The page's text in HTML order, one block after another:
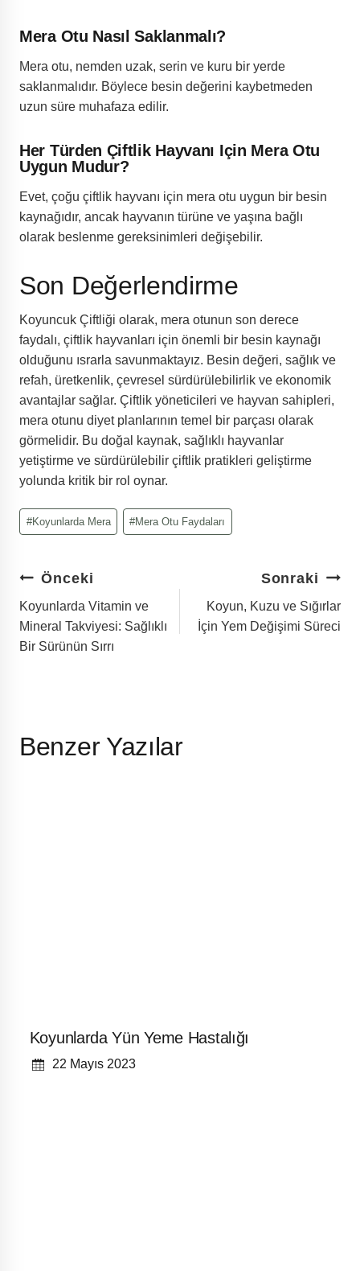
Mera Otu Nasıl Saklanmalı?
Mera otu, nemden uzak, serin ve kuru bir yerde
saklanmalıdır. Böylece besin değerini kaybetmeden
uzun süre muhafaza edilir.
Her Türden Çiftlik Hayvanı Için Mera Otu
Uygun Mudur?
Evet, çoğu çiftlik hayvanı için mera otu uygun bir besin
kaynağıdır, ancak hayvanın türüne ve yaşına bağlı
olarak beslenme gereksinimleri değişebilir.
Son Değerlendirme
Koyuncuk Çiftliği olarak, mera otunun son derece
faydalı, çiftlik hayvanları için önemli bir besin kaynağı
olduğunu ısrarla savunmaktayız. Besin değeri, sağlık ve
refah, üretkenlik, çevresel sürdürülebilirlik ve ekonomik
avantajlar sağlar. Çiftlik yöneticileri ve hayvan sahipleri,
mera otunu diyet planlarının temel bir parçası olarak
görmelidir. Bu doğal kaynak, sağlıklı hayvanlar
yetiştirme ve sürdürülebilir çiftlik pratikleri geliştirme
yolunda kritik bir rol oynar.
Post
Tags:
#Koyunlarda Mera #Mera Otu Faydaları
Yazı
Gezinmesi
Önceki
Koyunlarda Vitamin ve
Mineral Takviyesi: Sağlıklı
Bir Sürünün Sırrı
Sonraki
Koyun, Kuzu ve Sığırlar
İçin Yem Değişimi Süreci
Benzer Yazılar
Koyunlarda Yün Yeme Hastalığı
22 Mayıs 2023